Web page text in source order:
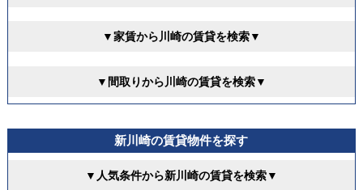
▼家賃から川崎の賃貸を検索▼
▼間取りから川崎の賃貸を検索▼
新川崎の賃貸物件を探す
▼人気条件から新川崎の賃貸を検索▼